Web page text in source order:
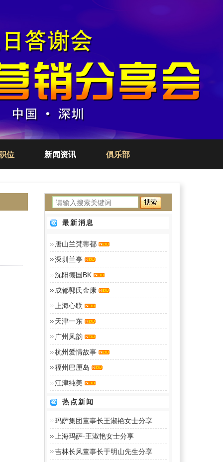
位 新闻资讯 俱乐部
最新消息
唐山兰梵蒂都
深圳兰亭
沈阳德国BK
成都郭氏金康
上海心联
天津一东
广州凤韵
杭州爱情故事
福州巴厘岛
江津纯美
热点新闻
玛萨集团董事长王淑艳女士分享
上海玛萨-王淑艳女士分享
吉林长风董事长于明山先生分享